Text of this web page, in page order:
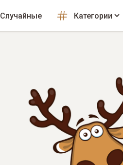
Случайные Категории